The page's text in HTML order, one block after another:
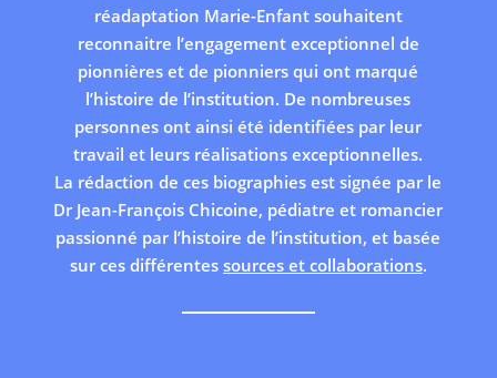
réadaptation Marie-Enfant souhaitent
reconnaitre l’engagement exceptionnel de
pionnières et de pionniers qui ont marqué
l’histoire de l’institution. De nombreuses
personnes ont ainsi été identifiées par leur
travail et leurs réalisations exceptionnelles.
La rédaction de ces biographies est signée par le
Dr Jean-François Chicoine, pédiatre et romancier
passionné par l’histoire de l’institution, et basée
sur ces différentes sources et collaborations.